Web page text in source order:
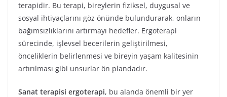
terapidir. Bu terapi, bireylerin fiziksel, duygusal ve
sosyal ihtiyaçlarını göz önünde bulundurarak, onların
bağımsızlıklarını artırmayı hedefler. Ergoterapi
sürecinde, işlevsel becerilerin geliştirilmesi,
önceliklerin belirlenmesi ve bireyin yaşam kalitesinin
artırılması gibi unsurlar ön plandadır.
Sanat terapisi ergoterapi, bu alanda önemli bir yer